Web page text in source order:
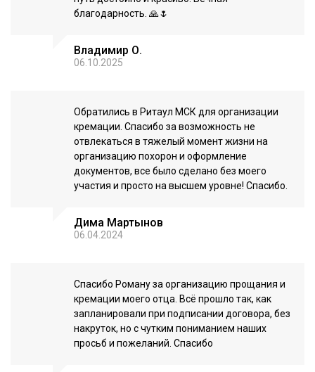
благодарность. 🙏🌷
Владимир О.
06.10.2025
Обратились в Ритаул МСК для организации
кремации. Спасибо за возможность не
отвлекаться в тяжелый момент жизни на
организацию похорон и оформление
документов, все было сделано без моего
участия и просто на высшем уровне! Спасибо.
Дима Мартынов
06.04.2024
Спасибо Роману за организацию прощания и
кремации моего отца. Всё прошло так, как
запланировали при подписании договора, без
накруток, но с чутким пониманием наших
просьб и пожеланий. Спасибо